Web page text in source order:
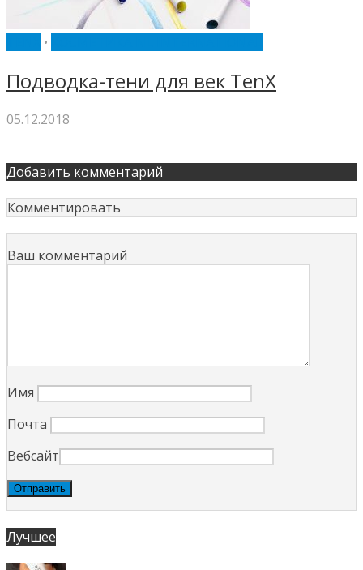
•
Подводка-тени для век TenX
05.12.2018
Добавить комментарий
Комментировать
Ваш комментарий
Имя
Почта
Вебсайт
Лучшее